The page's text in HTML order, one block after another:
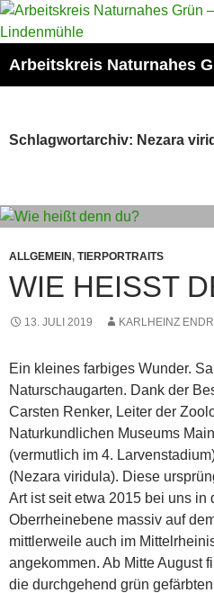
Zum
Inhalt
Schlagwortarchiv: Nezara
ALLGEMEIN, TIERPORTRAITS
WIE HEISST
13. JULI 2019 KARLHEINZ
Ein kleines farbiges Wunder.
Naturschaugarten. Dank der
Carsten Renker, Leiter der
Naturkundlichen Museums
(vermutlich im 4.
(Nezara viridula). Diese
Art ist seit etwa 2015 bei uns in
Oberrheinebene massiv auf
mittlerweile auch im
angekommen. Ab Mitte August
die durchgehend grün